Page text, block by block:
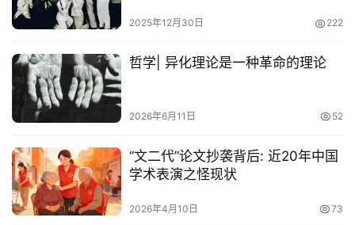
2025年12月30日 222
哲学| 异化理论是一种革命的理论
2026年6月11日 52
“文二代”论文抄袭背后: 近20年中国
学术表演之怪现状
2026年4月10日 73